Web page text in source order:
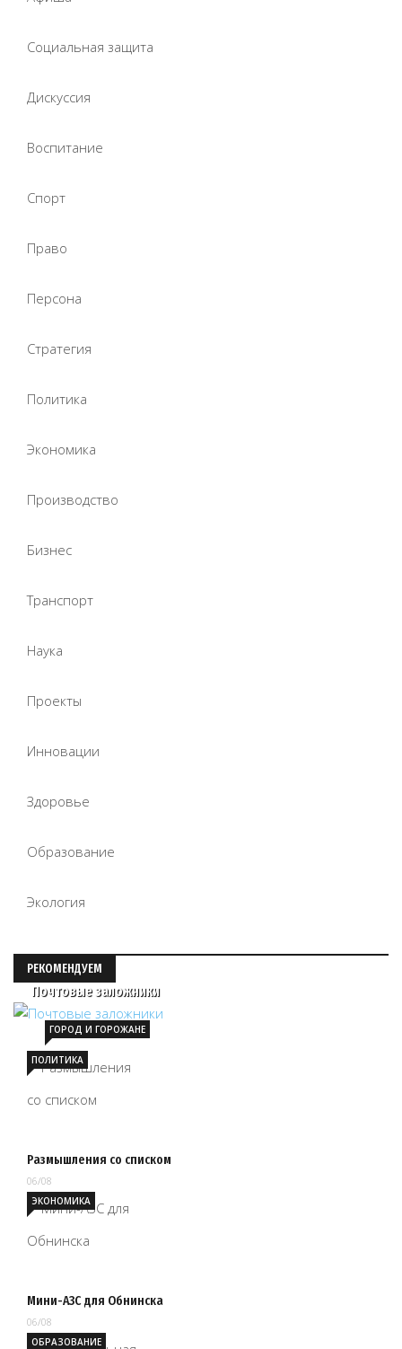
Социальная защита
Дискуссия
Воспитание
Спорт
Право
Персона
Стратегия
Политика
Экономика
Производство
Бизнес
Транспорт
Наука
Проекты
Инновации
Здоровье
Образование
Экология
РЕКОМЕНДУЕМ
Почтовые заложники
ГОРОД И ГОРОЖАНЕ
Размышления со списком
ПОЛИТИКА
06/08
Мини-АЗС для Обнинска
ЭКОНОМИКА
06/08
ОБРАЗОВАНИЕ